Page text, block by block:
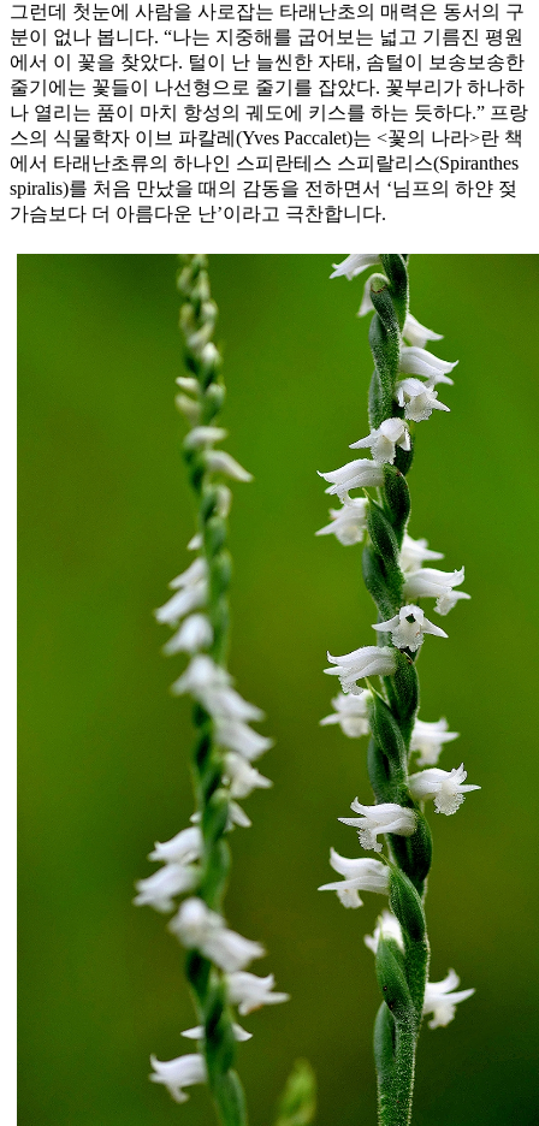
그런데 첫눈에 사람을 사로잡는 타래난초의 매력은 동서의 구
분이 없나 봅니다. “나는 지중해를 굽어보는 넓고 기름진 평원
에서 이 꽃을 찾았다. 털이 난 늘씬한 자태, 솜털이 보송보송한
줄기에는 꽃들이 나선형으로 줄기를 잡았다. 꽃부리가 하나하
나 열리는 품이 마치 항성의 궤도에 키스를 하는 듯하다.” 프랑
스의 식물학자 이브 파칼레(Yves Paccalet)는 <꽃의 나라>란 책
에서 타래난초류의 하나인 스피란테스 스피랄리스(Spiranthes
spiralis)를 처음 만났을 때의 감동을 전하면서 ‘님프의 하얀 젖
가슴보다 더 아름다운 난’이라고 극찬합니다.